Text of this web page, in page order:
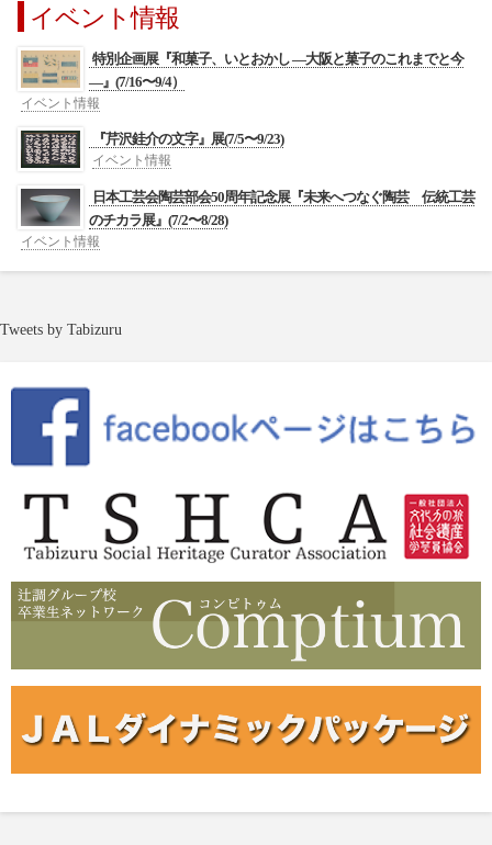
イベント情報
特別企画展『和菓子、いとおかし ―大阪と菓子のこれまでと今
―』(7/16〜9/4）
イベント情報
『芹沢銈介の文字』展(7/5〜9/23)
イベント情報
日本工芸会陶芸部会50周年記念展『未来へつなぐ陶芸 伝統工芸
のチカラ展』(7/2〜8/28)
イベント情報
Tweets by Tabizuru